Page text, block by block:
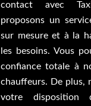
contact avec
proposons un
sur mesure et à la
les besoins. Vous
confiance totale à
chauffeurs. De plus,
votre disposition